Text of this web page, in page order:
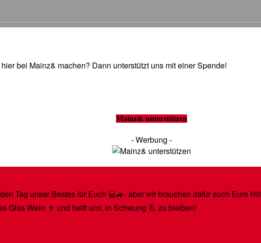
bei Mainz& machen? Dann unterstützt uns mit einer Spende!
Mainz& unterstützen
- Werbung -
Tag unser Bestes für Euch 💻🚙- aber wir brauchen dafür auch Eure
Glas Wein 🍷 und helft uns, in Schwung 💪 zu bleiben!